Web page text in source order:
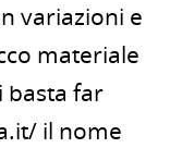
variazioni e
materiale
basta far
il nome